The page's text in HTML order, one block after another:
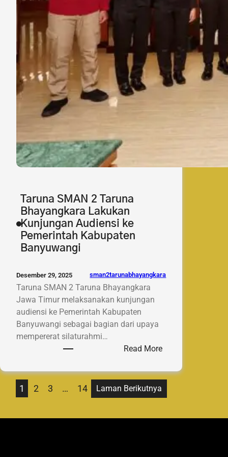
Taruna SMAN 2 Taruna
Bhayangkara Lakukan
Kunjungan Audiensi ke
Pemerintah Kabupaten
Banyuwangi
Desember 29, 2025 sman2tarunabhayangkara
Taruna SMAN 2 Taruna Bhayangkara
Jawa Timur melaksanakan kunjungan
audiensi ke Pemerintah Kabupaten
Banyuwangi sebagai bagian dari upaya
mempererat silaturahmi…
Read More:
SMAN
Taruna
Lakukan
1 2 3 … 14 Laman Berikutnya